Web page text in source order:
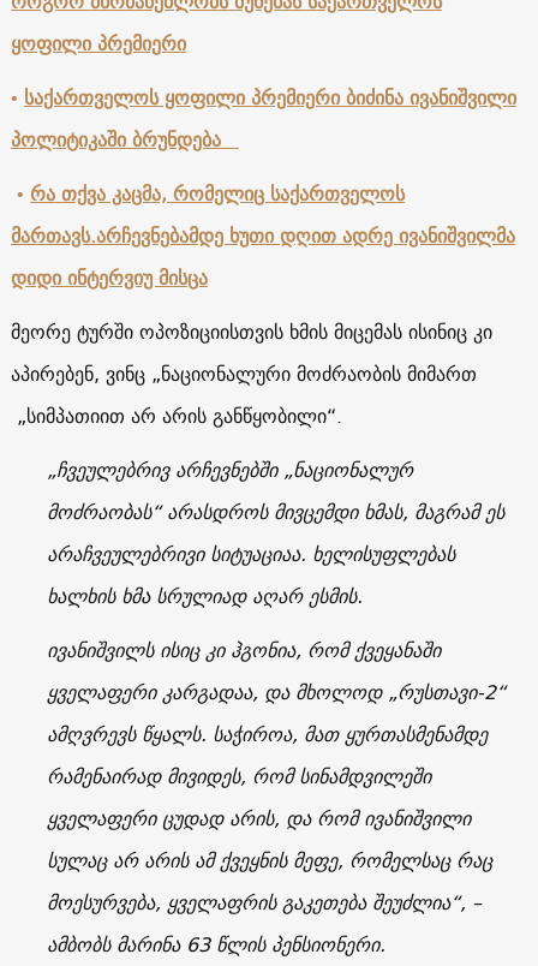
ყოფილი პრემიერი
• საქართველოს ყოფილი პრემიერი ბიძინა ივანიშვილი
პოლიტიკაში ბრუნდება
• რა თქვა კაცმა, რომელიც საქართველოს
მართავს.არჩევნებამდე ხუთი დღით ადრე ივანიშვილმა
დიდი ინტერვიუ მისცა
მეორე ტურში ოპოზიციისთვის ხმის მიცემას ისინიც კი
აპირებენ, ვინც „ნაციონალური მოძრაობის მიმართ
„სიმპათიით არ არის განწყობილი“.
„ჩვეულებრივ არჩევნებში „ნაციონალურ
მოძრაობას“ არასდროს მივცემდი ხმას, მაგრამ ეს
არაჩვეულებრივი სიტუაციაა. ხელისუფლებას
ხალხის ხმა სრულიად აღარ ესმის.
ივანიშვილს ისიც კი ჰგონია, რომ ქვეყანაში
ყველაფერი კარგადაა, და მხოლოდ „რუსთავი-2“
ამღვრევს წყალს. საჭიროა, მათ ყურთასმენამდე
რამენაირად მივიდეს, რომ სინამდვილეში
ყველაფერი ცუდად არის, და რომ ივანიშვილი
სულაც არ არის ამ ქვეყნის მეფე, რომელსაც რაც
მოესურვება, ყველაფრის გაკეთება შეუძლია“, –
ამბობს მარინა 63 წლის პენსიონერი.